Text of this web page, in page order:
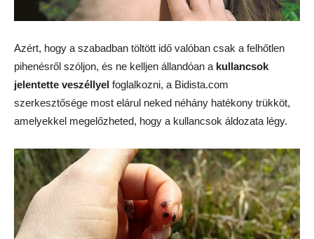
Azért, hogy a szabadban töltött idő valóban csak a felhőtlen
pihenésről szóljon, és ne kelljen állandóan a kullancsok
jelentette veszéllyel foglalkozni, a Bidista.com
szerkesztősége most elárul neked néhány hatékony trükköt,
amelyekkel megelőzheted, hogy a kullancsok áldozata légy.